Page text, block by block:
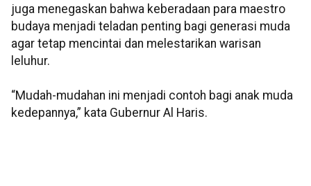
juga menegaskan bahwa keberadaan para maestro
budaya menjadi teladan penting bagi generasi muda
agar tetap mencintai dan melestarikan warisan
leluhur.
“Mudah-mudahan ini menjadi contoh bagi anak muda
kedepannya,” kata Gubernur Al Haris.